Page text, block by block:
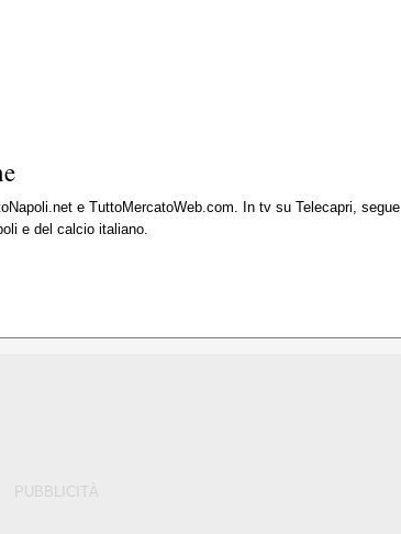
e TuttoMercatoWeb.com. In tv su Telecapri, segue
e del calcio italiano.